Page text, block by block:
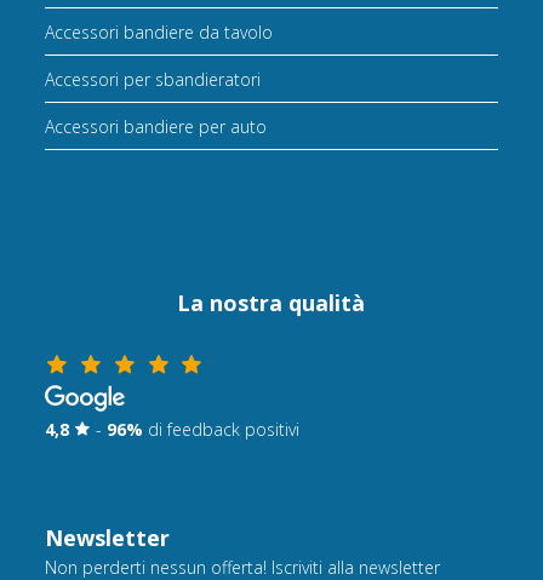
Accessori bandiere da tavolo
Accessori per sbandieratori
Accessori bandiere per auto
La nostra qualità
4,8 - 96% di feedback positivi
Newsletter
Non perderti nessun offerta! Iscriviti alla newsletter